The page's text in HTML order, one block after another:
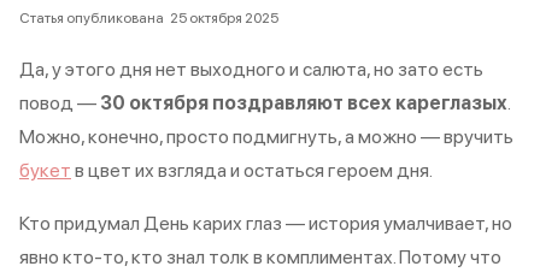
Статья опубликована 25 октября 2025
Да, у этого дня нет выходного и салюта, но зато есть
повод — 30 октября поздравляют всех кареглазых.
Можно, конечно, просто подмигнуть, а можно — вручить
букет в цвет их взгляда и остаться героем дня.
Кто придумал День карих глаз — история умалчивает, но
явно кто-то, кто знал толк в комплиментах. Потому что